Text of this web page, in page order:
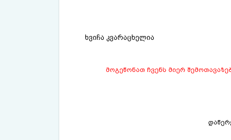
ხვიჩა კვარაცხელია
მოგეწონათ ჩვენს მიერ